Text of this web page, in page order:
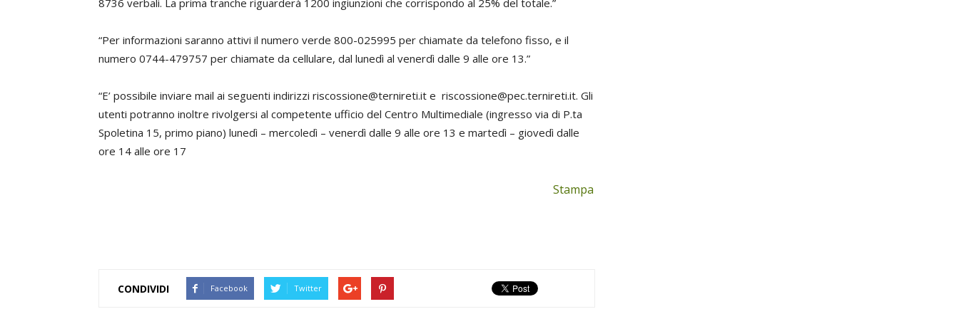
8736 verbali. La prima tranche riguarderà 1200 ingiunzioni che corrispondo al 25% del totale.”
“Per informazioni saranno attivi il numero verde 800-025995 per chiamate da telefono fisso, e il
numero 0744-479757 per chiamate da cellulare, dal lunedì al venerdì dalle 9 alle ore 13.”
“E’ possibile inviare mail ai seguenti indirizzi riscossione@ternireti.it e riscossione@pec.ternireti.it. Gli
utenti potranno inoltre rivolgersi al competente ufficio del Centro Multimediale (ingresso via di P.ta
Spoletina 15, primo piano) lunedì – mercoledì – venerdì dalle 9 alle ore 13 e martedì – giovedì dalle
ore 14 alle ore 17
Stampa
CONDIVIDI Facebook Twitter